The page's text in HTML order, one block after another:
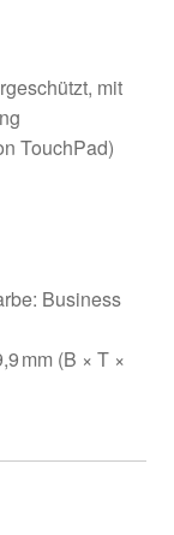
mit
TouchPad)
Business
mm (B × T ×